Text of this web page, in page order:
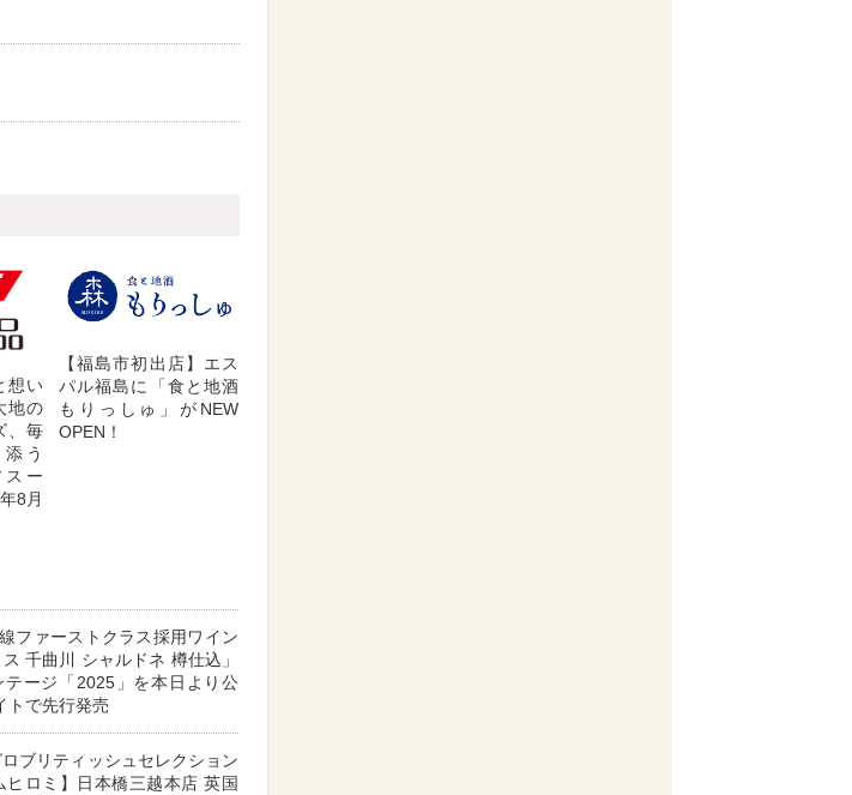
想い
地の
、毎
う
スー
8月
【福島市初出店】エス
パル福島に「食と地酒
もりっしゅ」がNEW
OPEN！
ファーストクラス採用ワイン
ス 千曲川 シャルドネ 樽仕込」
テージ「2025」を本日より公
トで先行発売
ロブリティッシュセレクション
ヒロミ】日本橋三越本店 英国